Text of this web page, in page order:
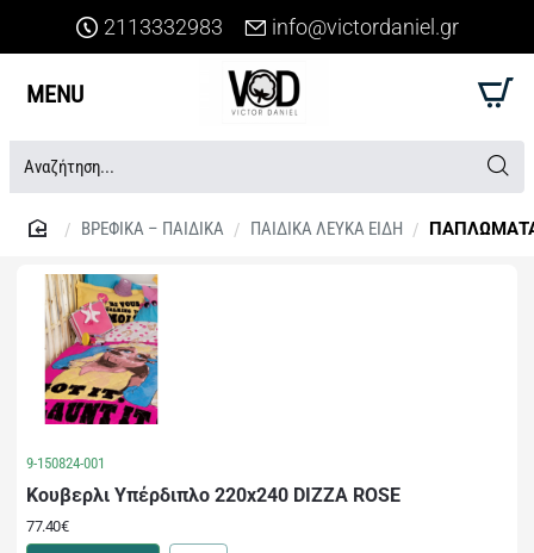
2113332983 info@victordaniel.gr
Αναζήτηση...
ΒΡΕΦΙΚΑ – ΠΑΙΔΙΚΑ ΠΑΙΔΙΚΑ ΛΕΥΚΑ ΕΙΔΗ
9-150824-001
Κουβερλι Υπέρδιπλο 220x240 DIZZA ROSE
77.40€